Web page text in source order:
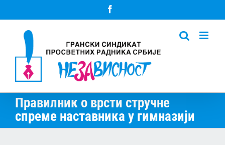
to
Правилник о врсти стручне
спреме наставника у гимназији